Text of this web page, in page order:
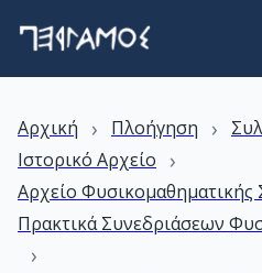
Αρχική › Πλοήγηση ›
Ιστορικό Αρχείο ›
Αρχείο Φυσικομαθηματικής
Πρακτικά Συνεδριάσεων
›